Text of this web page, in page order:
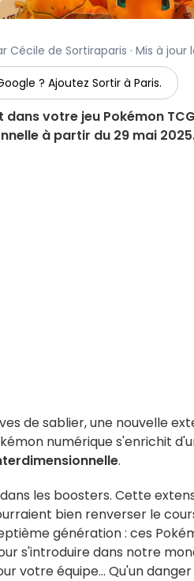
Cécile de Sortiraparis · Mis à jour
? Ajoutez Sortir à Paris.
votre jeu Pokémon
à partir du 29 mai
de sablier, une nouvelle
numérique s'enrichit
.
les boosters. Cette
bien renverser le
génération : ces
s'introduire dans notre
votre équipe... Qu'un